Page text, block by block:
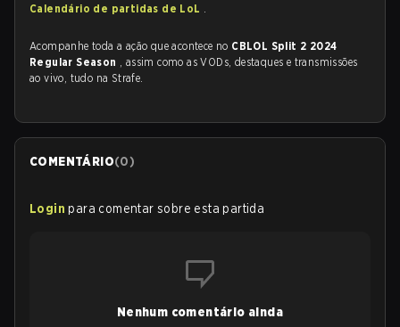
Calendário de partidas de LoL .
Acompanhe toda a ação que acontece no CBLOL Split 2 2024
Regular Season , assim como as VODs, destaques e transmissões
ao vivo, tudo na Strafe.
COMENTÁRIO(0)
Login para comentar sobre esta partida
Nenhum comentário ainda